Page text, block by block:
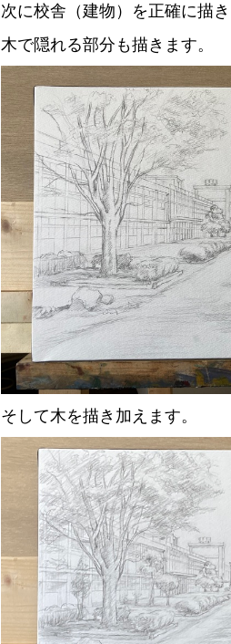
次に校舎（建物）を正確に描
木で隠れる部分も描きます。
そして木を描き加えます。